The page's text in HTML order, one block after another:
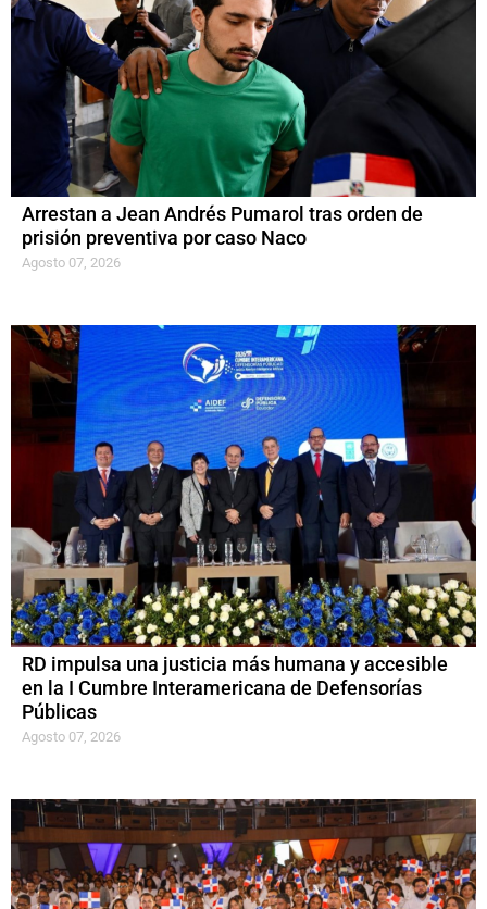
Arrestan a Jean Andrés Pumarol tras orden de
prisión preventiva por caso Naco
Agosto 07, 2026
RD impulsa una justicia más humana y accesible
en la I Cumbre Interamericana de Defensorías
Públicas
Agosto 07, 2026